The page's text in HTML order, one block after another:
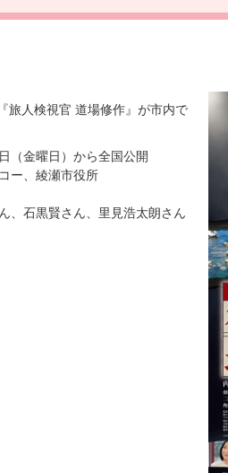
旅人検視官 道場修作』が市内で
（金曜日）から全国公開
ー、綾瀬市役所
、石黒賢さん、里見浩太朗さん